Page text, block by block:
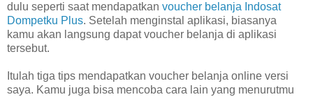
dulu seperti saat mendapatkan voucher belanja Indosat
Dompetku Plus. Setelah menginstal aplikasi, biasanya
kamu akan langsung dapat voucher belanja di aplikasi
tersebut.
Itulah tiga tips mendapatkan voucher belanja online versi
saya. Kamu juga bisa mencoba cara lain yang menurutmu